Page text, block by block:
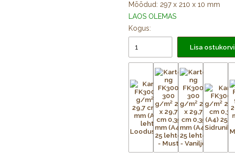
Mõõdud: 297 x 210 x 10 mm
LAOS OLEMAS
Kogus:
Lisa ostukorvi